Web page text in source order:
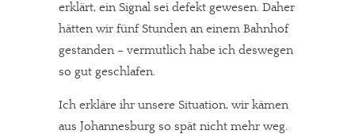
erklärt, ein Signal sei defekt gewesen. Daher
hätten wir fünf Stunden an einem Bahnhof
gestanden – vermutlich habe ich deswegen
so gut geschlafen.
Ich erkläre ihr unsere Situation, wir kämen
aus Johannesburg so spät nicht mehr weg.